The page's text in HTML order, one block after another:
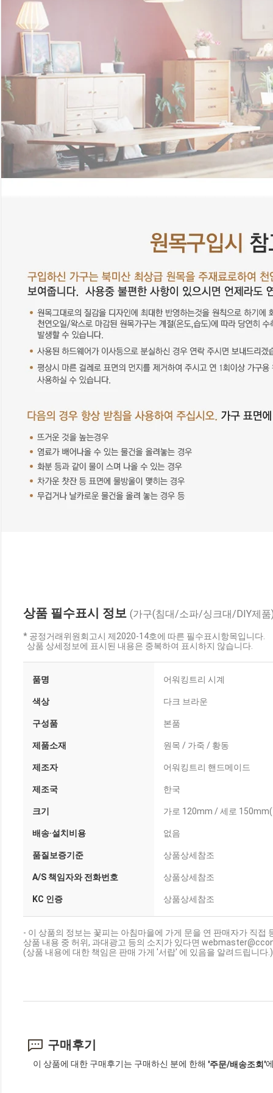
상품 필수표시 정보 (가구(침대/소파/싱크대/DIY제품
* 공정거래위원회고시 제2020-14호에 따른 필수표시항목입니다.
상품 상세정보에 표시된 내용은 중복하여 표시하지 않습니다.
품명 어워킹트리 시계
색상 다크 브라운
구성품 본품
제품소재 원목 / 가죽 / 황동
제조자 어워킹트리 핸드메이드
제조국 한국
크기 가로 120mm / 세로
배송·설치비용 없음
품질보증기준 상품상세참조
A/S 책임자와 전화번호 상품상세참조
KC 인증 상품상세참조
- 이 상품의 정보는 꽃피는 아침마을에 가게 문을 연 판매자가 직접
상품 내용 중 허위, 과대광고 등의 소지가 있다면
(상품 내용에 대한 책임은 판매 가게 '서랍' 에 있음을 알려드립니다.)
구매후기
이 상품에 대한 구매후기는 구매하신 분에 한해 '주문/배송조회'